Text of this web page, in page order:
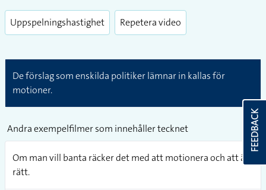
Uppspelningshastighet Repetera video
De förslag som enskilda politiker lämnar in kallas för
motioner.
Andra exempelfilmer som innehåller tecknet
Om man vill banta räcker det med att motionera och att äta
rätt.
FEEDBACK